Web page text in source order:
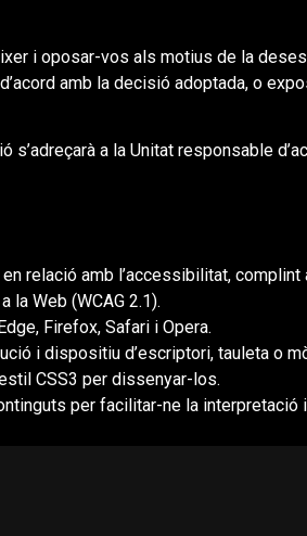
i oposar-vos als motius de la
amb la decisió adoptada, o
a la Unitat responsable
relació amb l’accessibilitat,
la Web (WCAG 2.1).
Firefox, Safari i Opera.
i dispositiu d’escriptori, tauleta o
CSS3 per dissenyar-los.
per facilitar-ne la